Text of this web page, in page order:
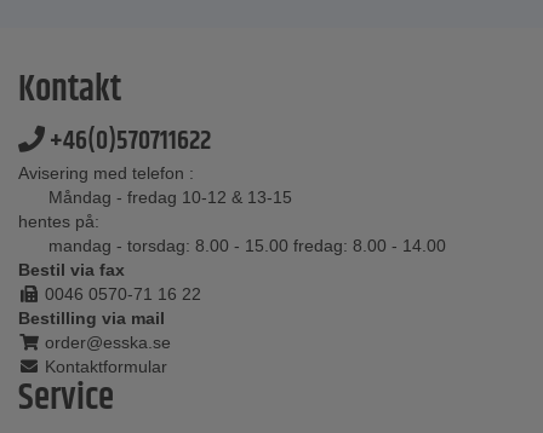
Kontakt
+46(0)570711622
Avisering med telefon :
Måndag - fredag 10-12 & 13-15
hentes på:
mandag - torsdag: 8.00 - 15.00 fredag: 8.00 - 14.00
Bestil via fax
0046 0570-71 16 22
Bestilling via mail
order@esska.se
Kontaktformular
Service